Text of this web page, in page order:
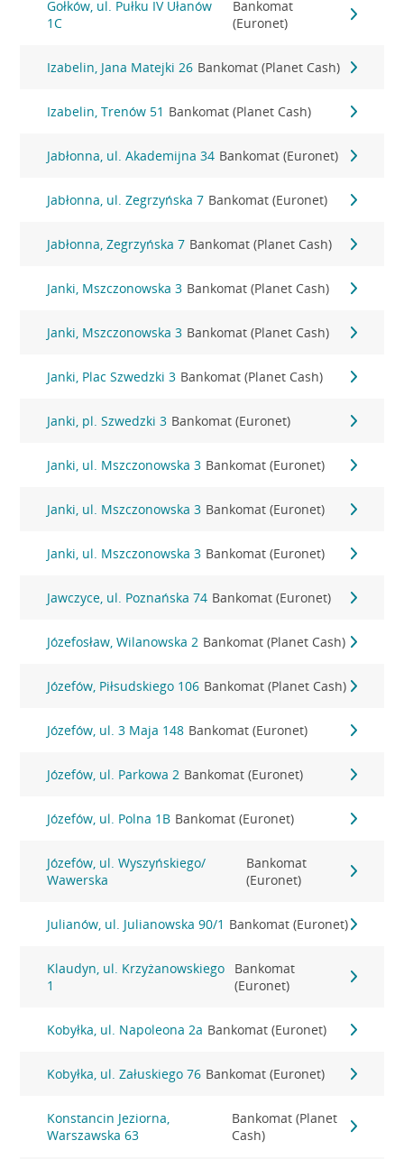
Gołków, ul. Pułku IV Ułanów
1C
Bankomat
(Euronet)
Izabelin, Jana Matejki 26 Bankomat (Planet Cash)
Izabelin, Trenów 51 Bankomat (Planet Cash)
Jabłonna, ul. Akademijna 34 Bankomat (Euronet)
Jabłonna, ul. Zegrzyńska 7 Bankomat (Euronet)
Jabłonna, Zegrzyńska 7 Bankomat (Planet Cash)
Janki, Mszczonowska 3 Bankomat (Planet Cash)
Janki, Mszczonowska 3 Bankomat (Planet Cash)
Janki, Plac Szwedzki 3 Bankomat (Planet Cash)
Janki, pl. Szwedzki 3 Bankomat (Euronet)
Janki, ul. Mszczonowska 3 Bankomat (Euronet)
Janki, ul. Mszczonowska 3 Bankomat (Euronet)
Janki, ul. Mszczonowska 3 Bankomat (Euronet)
Jawczyce, ul. Poznańska 74 Bankomat (Euronet)
Józefosław, Wilanowska 2 Bankomat (Planet Cash)
Józefów, Piłsudskiego 106 Bankomat (Planet Cash)
Józefów, ul. 3 Maja 148 Bankomat (Euronet)
Józefów, ul. Parkowa 2 Bankomat (Euronet)
Józefów, ul. Polna 1B Bankomat (Euronet)
Józefów, ul. Wyszyńskiego/
Wawerska
Bankomat
(Euronet)
Julianów, ul. Julianowska 90/1 Bankomat (Euronet)
Klaudyn, ul. Krzyżanowskiego
1
Bankomat
(Euronet)
Kobyłka, ul. Napoleona 2a Bankomat (Euronet)
Kobyłka, ul. Załuskiego 76 Bankomat (Euronet)
Konstancin Jeziorna,
Warszawska 63
Bankomat (Planet
Cash)